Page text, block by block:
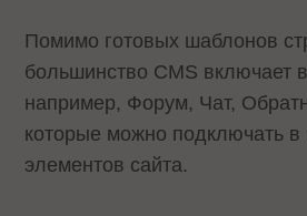
Помимо готовых шаблонов
большинство CMS включает
например, Форум, Чат,
которые можно подключать в
элементов сайта.